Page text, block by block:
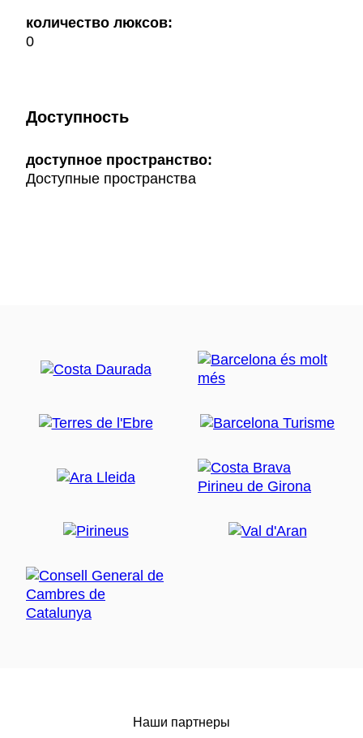
количество люксов:
0
Доступность
доступное пространство:
Доступные пространства
Наши партнеры